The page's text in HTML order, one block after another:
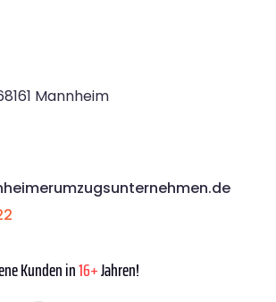
Mannheim
Kunden in16+Jahren!